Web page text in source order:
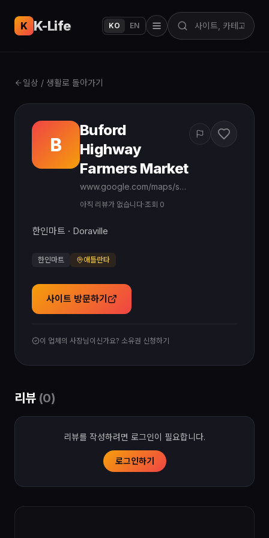
K K-Life KO EN
일상 / 생활로 돌아가기
B
Buford
Highway
Farmers Market
www.google.com/maps/search/?api=1&query=Buford%20Highway%20Farmers%20Market%20Doraville%20GA
아직 리뷰가 없습니다·조회 0
한인마트 · Doraville
한인마트 애틀란타
사이트 방문하기
이 업체의 사장님이신가요? 소유권 신청하기
리뷰 (0)
리뷰를 작성하려면 로그인이 필요합니다.
로그인하기